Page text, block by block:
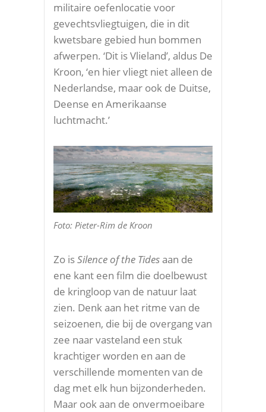
militaire oefenlocatie voor
gevechtsvliegtuigen, die in dit
kwetsbare gebied hun bommen
afwerpen. ‘Dit is Vlieland’, aldus De
Kroon, ‘en hier vliegt niet alleen de
Nederlandse, maar ook de Duitse,
Deense en Amerikaanse
luchtmacht.’
Foto: Pieter-Rim de Kroon
Zo isSilence of the Tidesaan de
ene kant een film die doelbewust
de kringloop van de natuur laat
zien. Denk aan het ritme van de
seizoenen, die bij de overgang van
zee naar vasteland een stuk
krachtiger worden en aan de
verschillende momenten van de
dag met elk hun bijzonderheden.
Maar ook aan de onvermoeibare